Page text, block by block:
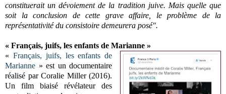
constituerait un dévoiement de la tradition juive. Mais quelle que
soit la conclusion de cette grave affaire, le problème de la
représentativité du consistoire demeurera posé".
« Français, juifs, les enfants de Marianne »
« Français, juifs, les enfants de
Marianne » est un documentaire
réalisé par Coralie Miller (2016).
Un film biaisé révélateur des